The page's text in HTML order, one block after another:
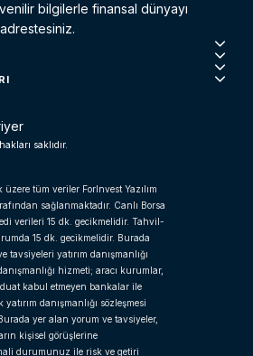
bilgilerle finansal dünyayı
saklıdır.
tüm veriler ForInvest Yazılım
sağlanmaktadır. Canlı Borsa
verileri 15 dk. gecikmelidir. Tahvil-
15 dk. gecikmelidir. Burada
tavsiyeleri yatırım danışmanlığı
hizmeti; aracı kurumlar,
kabul etmeyen bankalar ile
danışmanlığı sözleşmesi
yer alan yorum ve tavsiyeler,
kişisel görüşlerine
durumunuz ile risk ve getiri